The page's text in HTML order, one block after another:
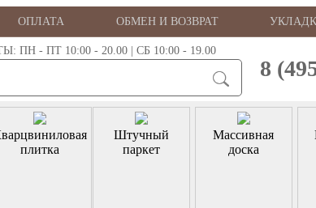
ОПЛАТА ОБМЕН И ВОЗВРАТ
- ПТ 10:00 - 20.00 | СБ 10:00 - 19.00
8
плитка
Штучный
паркет
Массивная
доска